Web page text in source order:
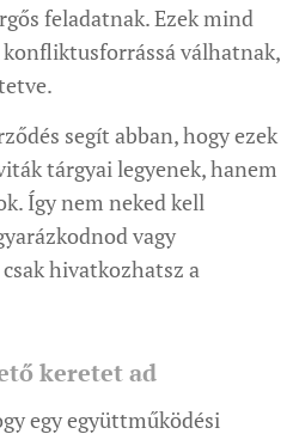
feladatnak. Ezek mind
válhatnak,
segít abban, hogy ezek
tárgyai legyenek, hanem
Így nem neked kell
vagy
hivatkozhatsz a
keretet ad
egy együttműködési